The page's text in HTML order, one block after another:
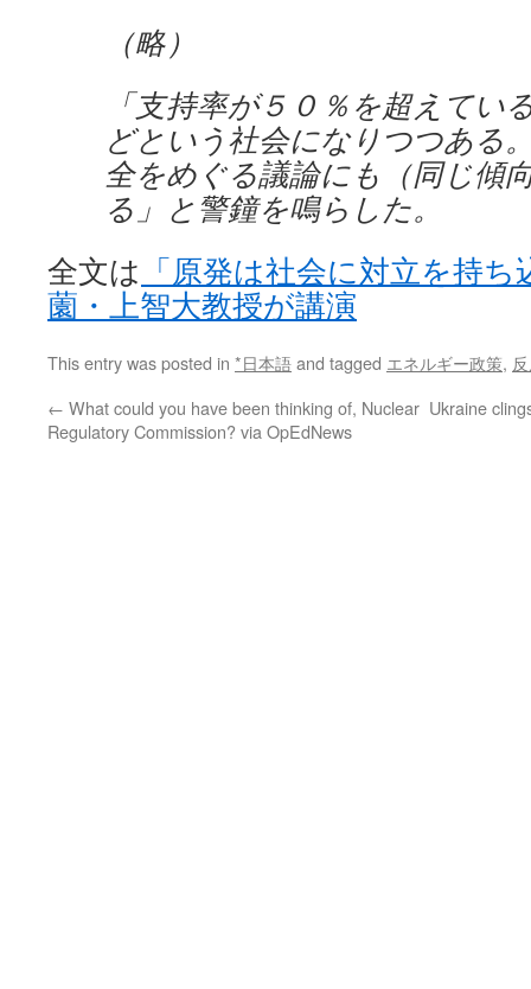
（略）
「支持率が５０％を超えてい
どという社会になりつつある
全をめぐる議論にも（同じ傾
る」と警鐘を鳴らした。
全文は 「原発は社会に対立を持
薗・上智大教授が講演
This entry was posted in *日本語and tagged エネルギー政策,
← What could you have been thinking of, Nuclear
Regulatory Commission? via OpEdNews
Ukraine